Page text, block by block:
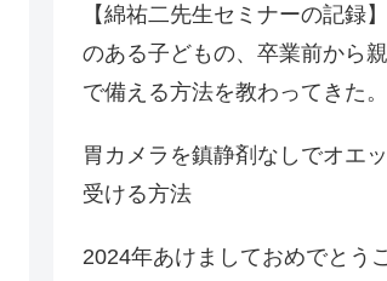
【綿祐二先生セミナーの記録
のある子どもの、卒業前から
で備える方法を教わってきた。
胃カメラを鎮静剤なしでオエ
受ける方法
2024年あけましておめでとう